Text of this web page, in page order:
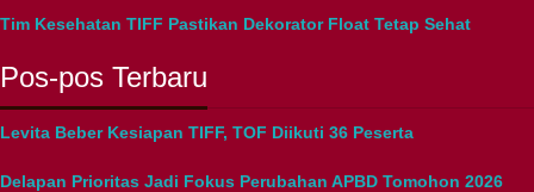
Tim Kesehatan TIFF Pastikan Dekorator Float Tetap Sehat
Pos-pos Terbaru
Levita Beber Kesiapan TIFF, TOF Diikuti 36 Peserta
Delapan Prioritas Jadi Fokus Perubahan APBD Tomohon 2026